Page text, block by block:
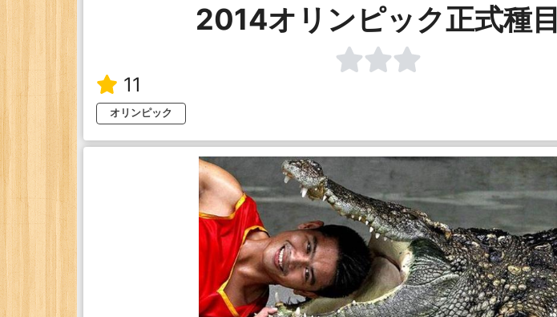
2014オリンピック正式種目
11
オリンピック